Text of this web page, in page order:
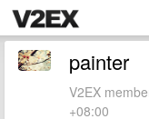
painter
V2EX
+08:00